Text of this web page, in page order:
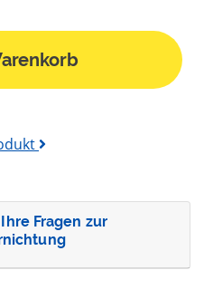
Fragen zur